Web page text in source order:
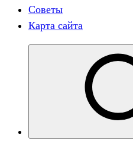
Советы
Карта сайта